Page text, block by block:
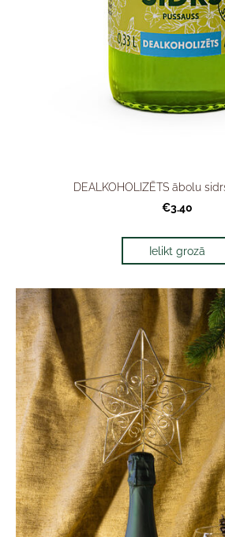
DEALKOHOLIZĒTS ābolu
€3.40
Ielikt grozā